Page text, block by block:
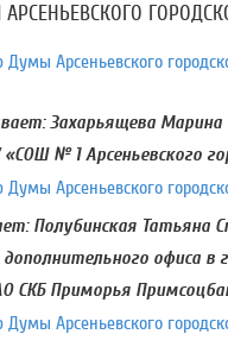
Арсеньевского
Захарьящева Марина
№ 1 Арсеньевского
Арсеньевского
Полубинская Татьяна
офиса в
СКБ Приморья
Арсеньевского